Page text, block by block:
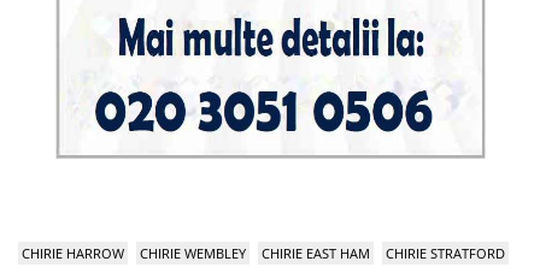
CHIRIE HARROW CHIRIE WEMBLEY CHIRIE EAST HAM
CHIRIE STRATFORD